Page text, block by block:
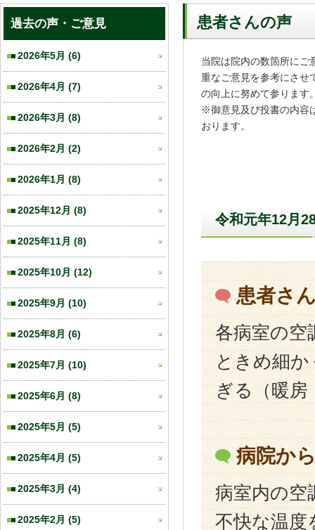
患者さんの声
当院は院内の数箇所にご
重なご意見を参考にさせ
の向上に努めて参ります
※御意見及び投書の内容
おります。
令和元年12月
患者さ
各病室の空
ときめ細
ぎる（暖
病院か
病室内の空
不快な温度
過去の声・ご意見
2026年5月 (6)
2026年4月 (7)
2026年3月 (8)
2026年2月 (2)
2026年1月 (8)
2025年12月 (8)
2025年11月 (8)
2025年10月 (12)
2025年9月 (10)
2025年8月 (6)
2025年7月 (10)
2025年6月 (8)
2025年5月 (5)
2025年4月 (5)
2025年3月 (4)
2025年2月 (5)